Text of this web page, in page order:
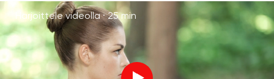
Harjoittele videolla ·25 min